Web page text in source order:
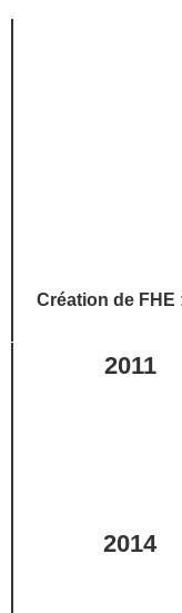
Création de
2011
2014